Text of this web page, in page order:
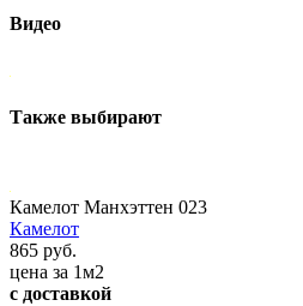
Видео
Также выбирают
Камелот Манхэттен 023
Камелот
865 руб.
цена за 1м2
с доставкой